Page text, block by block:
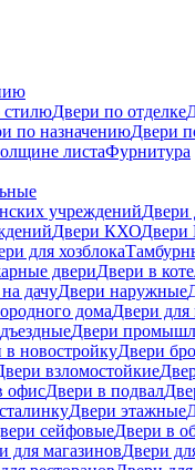
Двери по отделке
по назначениюДвери
листаФурнитура
учрежденийДвери
Двери КХО
для хозблока
двериДвери в
дачуДвери наружные
домаДвери для
Двери
в новостройкуДвери
взломостойкие
офисДвери в подвал
Двери этажные
сейфовыеДвери в
для магазиновДвери